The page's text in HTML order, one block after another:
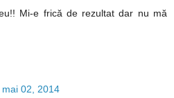
Mi-e frică de rezultat dar nu mă
02, 2014